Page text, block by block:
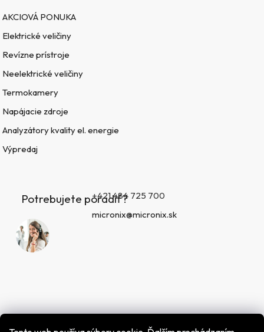
AKCIOVÁ PONUKA
Elektrické veličiny
Revízne prístroje
Neelektrické veličiny
Termokamery
Napájacie zdroje
Analyzátory kvality el. energie
Výpredaj
Potrebujete poradiť?+421 484 725 700
micronix@micronix.sk